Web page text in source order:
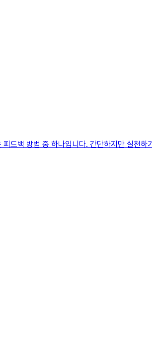
드백 방법 중 하나입니다. 간단하지만 실천